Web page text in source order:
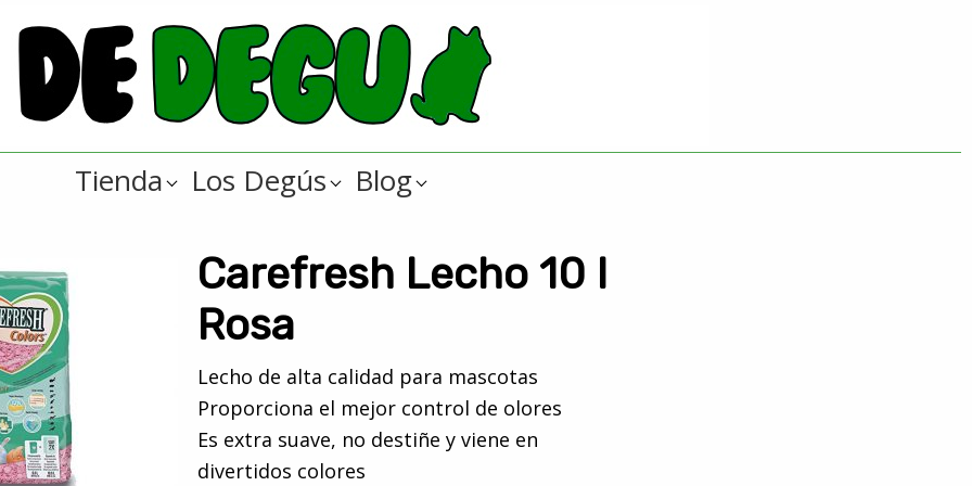
Tienda Los Degús Blog
Carefresh Lecho 10 l
Rosa
Lecho de alta calidad para mascotas
Proporciona el mejor control de olores
Es extra suave, no destiñe y viene en
divertidos colores